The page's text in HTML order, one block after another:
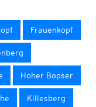
Frauenkopf
Hoher Bopser
Killesberg